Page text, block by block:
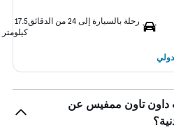
رحلة بالسيارة إلى 24 من الدقائق
17.5
كيلومتر
داون تاون ممفيس عن